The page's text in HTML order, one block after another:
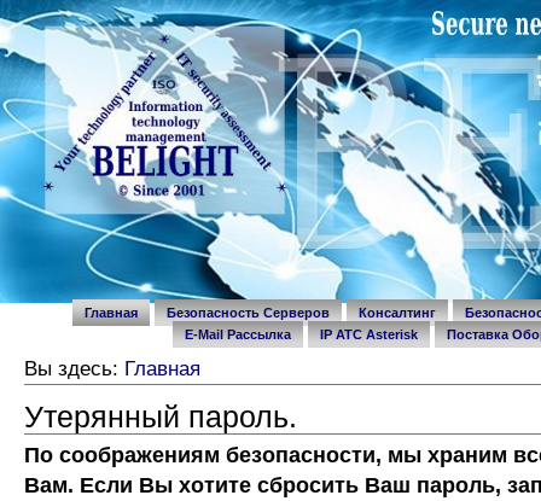
Главная Безопасность Серверов Консалтинг
E-Mail Рассылка
IP ATC Asterisk Поставка
Вы здесь: Главная
Утерянный пароль.
По соображениям безопасности, мы храним
Вам. Если Вы хотите сбросить Ваш пароль,